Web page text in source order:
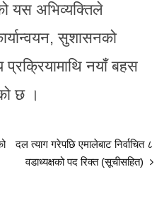
यस अभिव्यक्तिले
सुशासनको
नयाँ बहस
छ ।
दल त्याग गरेपछि एमालेबाट निर्वाचित ८
वडाध्यक्षको पद रिक्त (सूचीसहित)